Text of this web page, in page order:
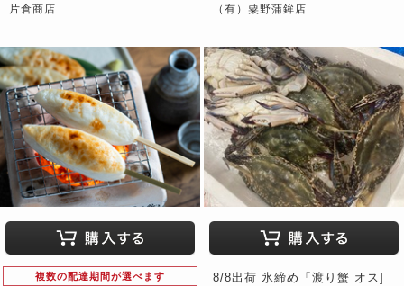
片倉商店
（有）粟野蒲鉾店
複数の配達期間が選べます
8/8出荷 氷締め「渡り蟹 オス]